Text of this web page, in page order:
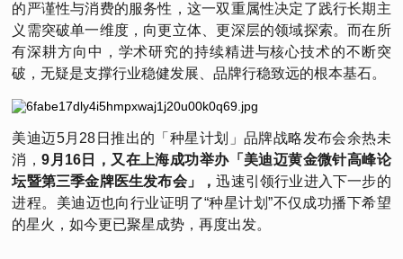
的严谨性与消费的服务性，这一双重属性决定了践行长期主
义需突破单一维度，向更立体、更深层的领域探索。而在所
有深耕方向中，学术研究的持续精进与核心技术的不断突
破，无疑是支撑行业稳健发展、品牌行稳致远的根本基石。
美迪迈5月28日推出的「种星计划」品牌战略发布会余热未
消，9月16日，又在上海成功举办「美迪迈黄金微针高峰论
坛暨第三季金牌医生发布会」，迅速引领行业进入下一步的
进程。美迪迈也向行业证明了“种星计划”不仅成功播下希望
的星火，如今更已聚星成势，再度出发。